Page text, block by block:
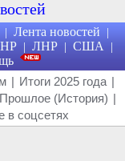
| Лента новостей |
| ЛНР | США |
| Итоги 2025 года |
Прошлое (История) |
в соцсетях